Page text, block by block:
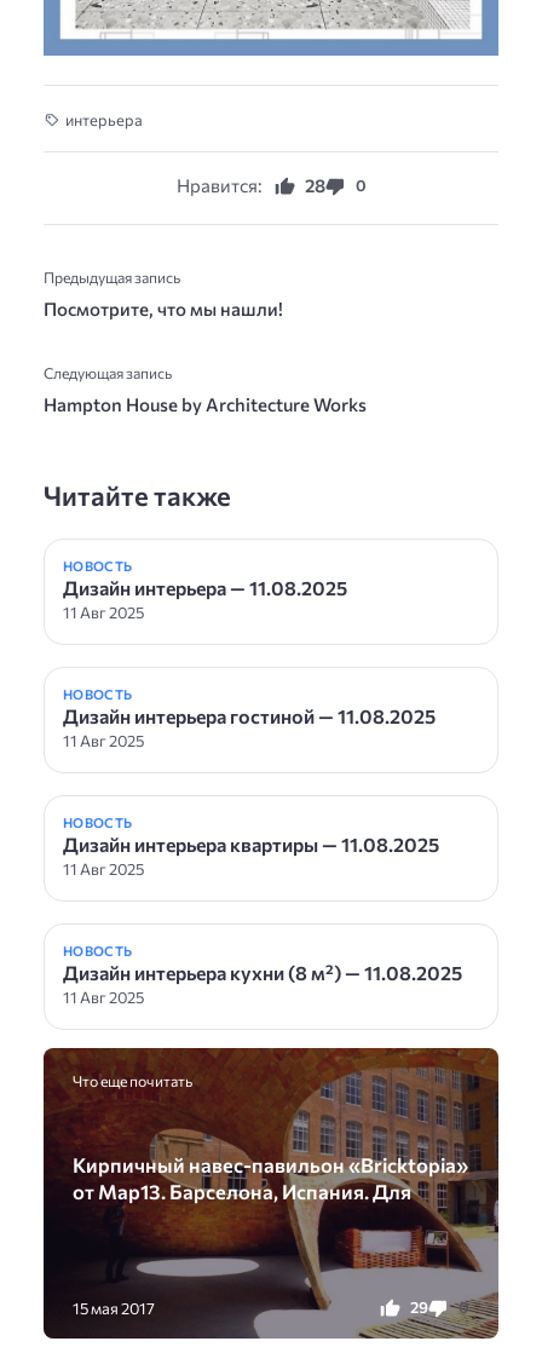
интерьера
Нравится: 28 0
Предыдущая запись
Посмотрите, что мы нашли!
Следующая запись
Hampton House by Architecture Works
Читайте также
НОВОСТЬ
Дизайн интерьера — 11.08.2025
11 Авг 2025
НОВОСТЬ
Дизайн интерьера гостиной — 11.08.2025
11 Авг 2025
НОВОСТЬ
Дизайн интерьера квартиры — 11.08.2025
11 Авг 2025
НОВОСТЬ
Дизайн интерьера кухни (8 м²) — 11.08.2025
11 Авг 2025
Что еще почитать
Кирпичный навес-павильон «Bricktopia»
от Map13. Барселона, Испания. Для
15 мая 2017 29 0